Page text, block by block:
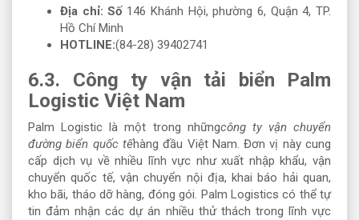
Địa chỉ: Số 146 Khánh Hội, phường 6, Quận 4, TP.
Hồ Chí Minh
HOTLINE:(84-28) 39402741
6.3. Công ty vận tải biển Palm
Logistic Việt Nam
Palm Logistic là một trong nhữngcông ty vận chuyển
đường biển quốc tếhàng đầu Việt Nam. Đơn vị này cung
cấp dịch vụ về nhiều lĩnh vực như xuất nhập khẩu, vận
chuyển quốc tế, vận chuyển nội địa, khai báo hải quan,
kho bãi, tháo dỡ hàng, đóng gói. Palm Logistics có thể tự
tin đảm nhận các dự án nhiều thử thách trong lĩnh vực